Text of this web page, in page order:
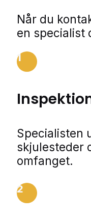
Når du
en specialist
1
Specialisten
skjulesteder
omfanget.
2